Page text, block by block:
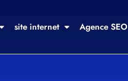
site internet Agence SEO